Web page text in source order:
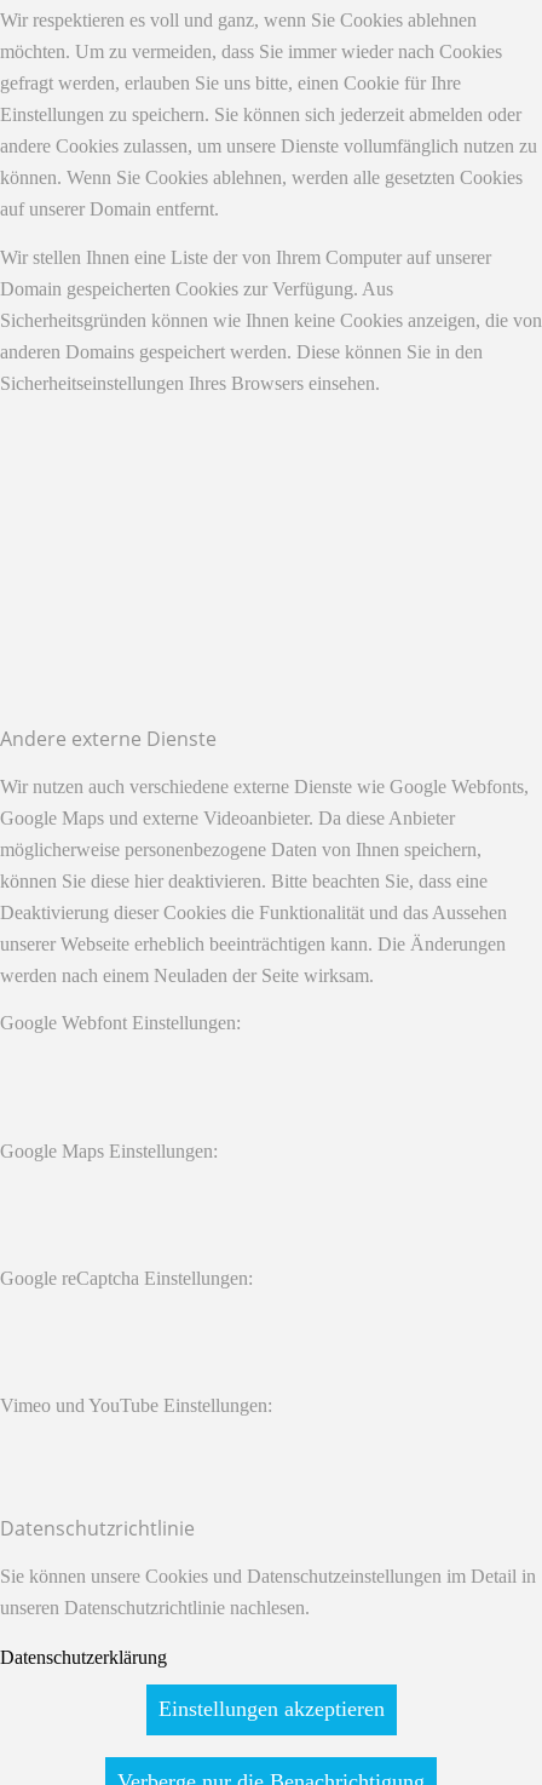
Wir respektieren es voll und ganz, wenn Sie Cookies ablehnen
möchten. Um zu vermeiden, dass Sie immer wieder nach Cookies
gefragt werden, erlauben Sie uns bitte, einen Cookie für Ihre
Einstellungen zu speichern. Sie können sich jederzeit abmelden oder
andere Cookies zulassen, um unsere Dienste vollumfänglich nutzen zu
können. Wenn Sie Cookies ablehnen, werden alle gesetzten Cookies
auf unserer Domain entfernt.
Wir stellen Ihnen eine Liste der von Ihrem Computer auf unserer
Domain gespeicherten Cookies zur Verfügung. Aus
Sicherheitsgründen können wie Ihnen keine Cookies anzeigen, die von
anderen Domains gespeichert werden. Diese können Sie in den
Sicherheitseinstellungen Ihres Browsers einsehen.
Andere externe Dienste
Wir nutzen auch verschiedene externe Dienste wie Google Webfonts,
Google Maps und externe Videoanbieter. Da diese Anbieter
möglicherweise personenbezogene Daten von Ihnen speichern,
können Sie diese hier deaktivieren. Bitte beachten Sie, dass eine
Deaktivierung dieser Cookies die Funktionalität und das Aussehen
unserer Webseite erheblich beeinträchtigen kann. Die Änderungen
werden nach einem Neuladen der Seite wirksam.
Google Webfont Einstellungen:
Google Maps Einstellungen:
Google reCaptcha Einstellungen:
Vimeo und YouTube Einstellungen:
Datenschutzrichtlinie
Sie können unsere Cookies und Datenschutzeinstellungen im Detail in
unseren Datenschutzrichtlinie nachlesen.
Datenschutzerklärung
Einstellungen akzeptieren